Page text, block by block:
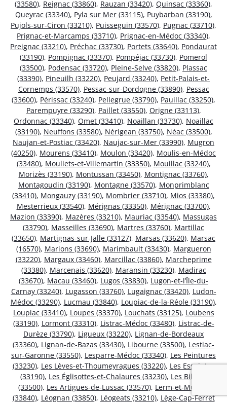
(33580), Reignac (33860), Rauzan (33420), Quinsac (33360),
Queyrac (33340), Pyla sur Mer (33115), Puybarban (33190),
Pujols-sur-Ciron (33210), Puisseguin (33570), Pugnac (33710),
Prignac-et-Marcamps (33710), Prignac-en-Médoc (33340),
Preignac (33210), Préchac (33730), Portets (33640), Pondaurat
(33190), Pompignac (33370), Pompéjac (33730), Pomerol
(33500), Podensac (33720), Pleine-Selve (33820), Plassac
(33390), Pineuilh (33220), Peujard (33240), Petit-Palais-et-
Cornemps (33570), Pessac-sur-Dordogne (33890), Pessac
(33600), Périssac (33240), Pellegrue (33790), Pauillac (33250),
Parempuyre (33290), Paillet (33550), Origne (33113),
Ordonnac (33340), Omet (33410), Noaillan (33730), Noaillac
(33190), Neuffons (33580), Nérigean (33750), Néac (33500),
Naujan-et-Postiac (33420), Naujac-sur-Mer (33990), Mugron
(40250), Mourens (33410), Moulon (33420), Moulis-en-Médoc
(33480), Mouliets-et-Villemartin (33350), Mouillac (33240),
Morizès (33190), Montussan (33450), Montignac (33760),
Montagoudin (33190), Montagne (33570), Monprimblanc
(33410), Mongauzy (33190), Mombrier (33710), Mios (33380),
Mesterrieux (33540), Mérignas (33350), Mérignac (33700),
Mazion (33390), Mazères (33210), Mauriac (33540), Massugas
(33790), Masseilles (33690), Martres (33760), Martillac
(33650), Martignas-sur-Jalle (33127), Marsas (33620), Marsac
(16570), Marions (33690), Marimbault (33430), Margueron
(33220), Margaux (33460), Marcillac (33860), Marcheprime
(33380), Marcenais (33620), Maransin (33230), Madirac
(33670), Macau (33460), Lugos (33830), Lugon-et-l’Île-du-
Carnay (33240), Lugasson (33760), Lugaignac (33420), Ludon-
Médoc (33290), Lucmau (33840), Loupiac-de-la-Réole (33190),
Loupiac (33410), Loupes (33370), Louchats (33125), Loubens
(33190), Lormont (33310), Listrac-Médoc (33480), Listrac-de-
Durèze (33790), Ligueux (33220), Lignan-de-Bordeaux
(33360), Lignan-de-Bazas (33430), Libourne (33500), Lestiac-
sur-Garonne (33550), Lesparre-Médoc (33340), Les Peintures
(33230), Les Lèves-et-Thoumeyragues (33220), Les Esseintes
(33190), Les Églisottes-et-Chalaures (33230), Les Billaux
(33500), Les Artigues-de-Lussac (33570), Lerm-et-Musset
(33840), Léognan (33850), Léogeats (33210), Lège-Cap-Ferret